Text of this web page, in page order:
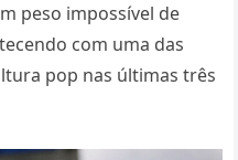
peso impossível de
com uma das
pop nas últimas três